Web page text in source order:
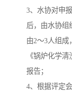
3、水协对申
后，由水协组
由2～3人组成
《锅炉化学
报告；
4、根据评定